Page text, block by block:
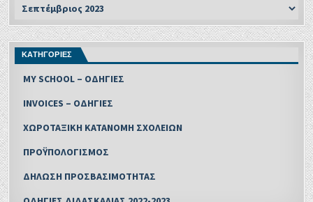
ΚΑΤΗΓΟΡΙΕΣ
MY SCHOOL – ΟΔΗΓΙΕΣ
INVOICES – ΟΔΗΓΙΕΣ
ΧΩΡΟΤΑΞΙΚΗ ΚΑΤΑΝΟΜΗ ΣΧΟΛΕΙΩΝ
ΠΡΟΫΠΟΛΟΓΙΣΜΟΣ
ΔΗΛΩΣΗ ΠΡΟΣΒΑΣΙΜΟΤΗΤΑΣ